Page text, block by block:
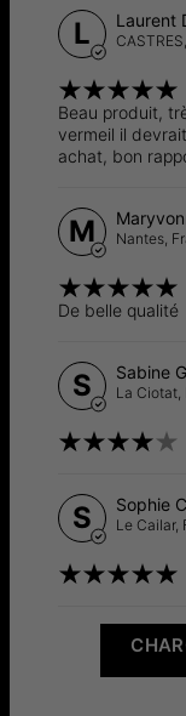
L Laurent
CASTRES,
Beau produit,
vermeil il
achat, bon
M Nantes,
De belle qualité
S Sabine
La Ciotat,
S Sophie
Le Cailar,